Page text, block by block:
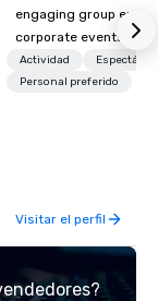
engaging group
corporate events
We operate in 300+
supporting programs
initiatives,
offsite programming,
seamlessly into
Actividad
Personal preferido
Visitar el perfil